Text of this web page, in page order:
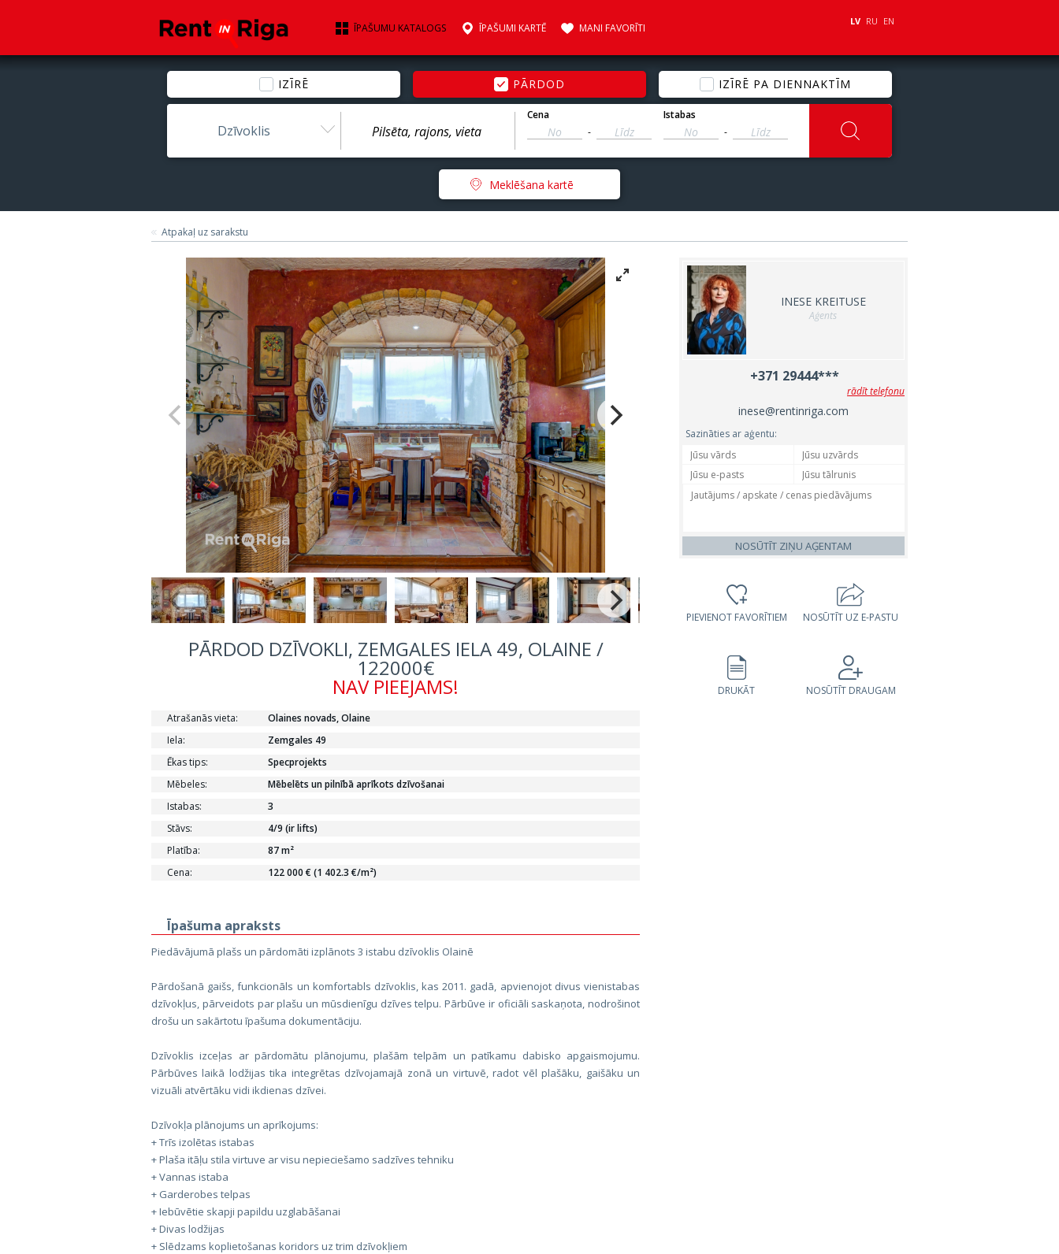
ĪPAŠUMU KATALOGS ĪPAŠUMI KARTĒ MANI FAVORĪTI
LV RU EN
IZĪRĒ PĀRDOD IZĪRĒ PA DIENNAKTĪM
Dzīvoklis
Cena
-
Istabas
-
Meklēšana kartē
Atpakaļ uz sarakstu
PĀRDOD DZĪVOKLI, ZEMGALES IELA 49, OLAINE /
122000€
NAV PIEEJAMS!
Atrašanās vieta:
Olaines novads, Olaine
Iela:
Zemgales 49
Ēkas tips:
Specprojekts
Mēbeles:
Mēbelēts un pilnībā aprīkots dzīvošanai
Istabas:
3
Stāvs:
4/9 (ir lifts)
Platība:
87 m²
Cena:
122 000 € (1 402.3 €/m²)
Īpašuma apraksts
Piedāvājumā plašs un pārdomāti izplānots 3 istabu dzīvoklis Olainē
Pārdošanā gaišs, funkcionāls un komfortabls dzīvoklis, kas 2011. gadā, apvienojot divus vienistabas
dzīvokļus, pārveidots par plašu un mūsdienīgu dzīves telpu. Pārbūve ir oficiāli saskaņota, nodrošinot
drošu un sakārtotu īpašuma dokumentāciju.
Dzīvoklis izceļas ar pārdomātu plānojumu, plašām telpām un patīkamu dabisko apgaismojumu.
Pārbūves laikā lodžijas tika integrētas dzīvojamajā zonā un virtuvē, radot vēl plašāku, gaišāku un
vizuāli atvērtāku vidi ikdienas dzīvei.
Dzīvokļa plānojums un aprīkojums:
+ Trīs izolētas istabas
+ Plaša itāļu stila virtuve ar visu nepieciešamo sadzīves tehniku
+ Vannas istaba
+ Garderobes telpas
+ Iebūvētie skapji papildu uzglabāšanai
+ Divas lodžijas
+ Slēdzams koplietošanas koridors uz trim dzīvokļiem
INESE KREITUSE
Aģents
+371 29444***
rādīt telefonu
inese@rentinriga.com
Sazināties ar aģentu:
NOSŪTĪT ZIŅU AĢENTAM
PIEVIENOT FAVORĪTIEM NOSŪTĪT UZ E-PASTU
DRUKĀT NOSŪTĪT DRAUGAM